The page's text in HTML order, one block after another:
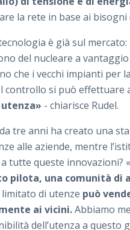
la rete in base ai bisogni
è già sul
del nucleare a
che i vecchi impianti per
controllo si può effettuare
- chiarisce Rudel.
da tre anni ha creato una
alle aziende, mentre
tutte queste innovazioni?
pilota, una comunità di
di utenze può
ai vicini.Abbiamo
dell’utenza a